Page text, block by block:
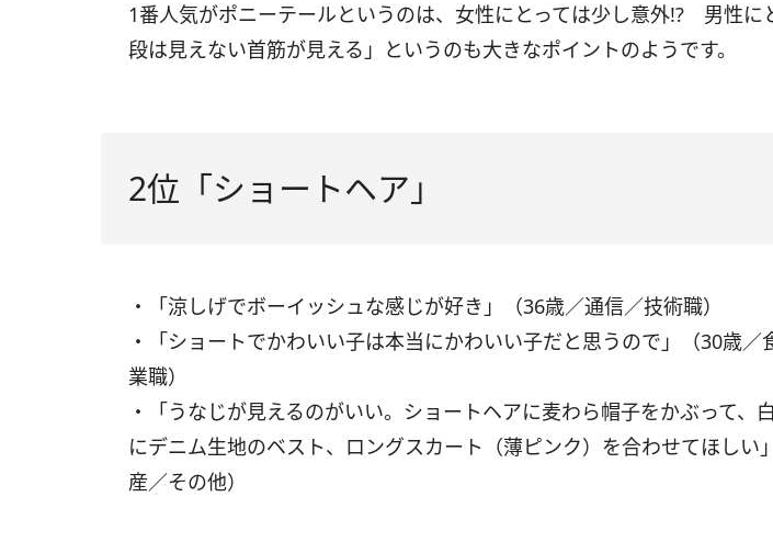
1番人気がポニーテールというのは、女性にとっては少し意外!? 男性に
段は見えない首筋が見える」というのも大きなポイントのようです。
2位「ショートヘア」
・「涼しげでボーイッシュな感じが好き」（36歳／通信／技術職）
・「ショートでかわいい子は本当にかわいい子だと思うので」（30歳／
業職）
・「うなじが見えるのがいい。ショートヘアに麦わら帽子をかぶって、
にデニム生地のベスト、ロングスカート（薄ピンク）を合わせてほしい
産／その他）